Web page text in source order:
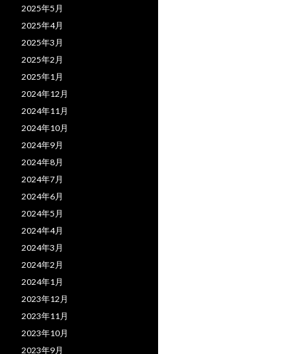
2025年5月
2025年4月
2025年3月
2025年2月
2025年1月
2024年12月
2024年11月
2024年10月
2024年9月
2024年8月
2024年7月
2024年6月
2024年5月
2024年4月
2024年3月
2024年2月
2024年1月
2023年12月
2023年11月
2023年10月
2023年9月